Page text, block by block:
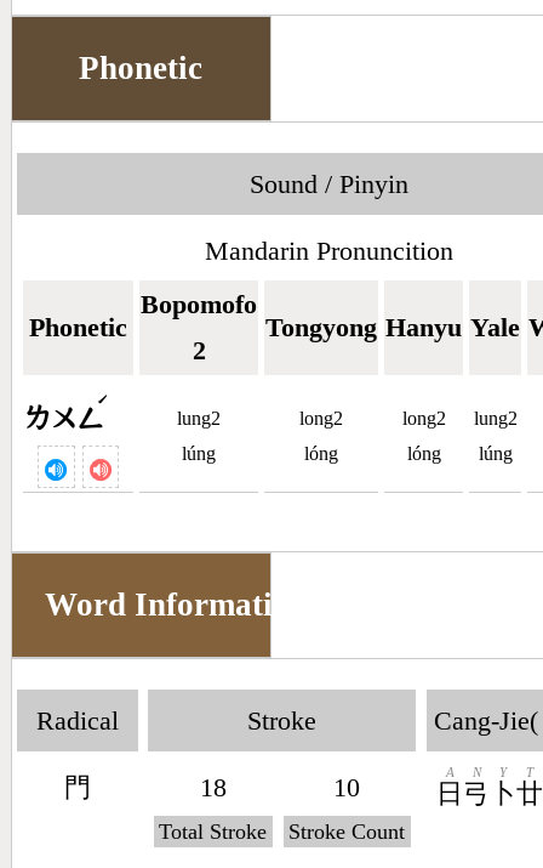
Phonetic
Sound / Pinyin
Mandarin Pronuncition
Phonetic
Bopomofo
2
Tongyong Hanyu Yale
ㄌㄨㄥ
ˊ
lung2
lúng
long2
lóng
long2
lóng
lung2
lúng
Word Information
Radical
門
Stroke
18
Total Stroke
10
Stroke Count
Cang-Jie(
日
A
弓
N
卜
Y
廿
T